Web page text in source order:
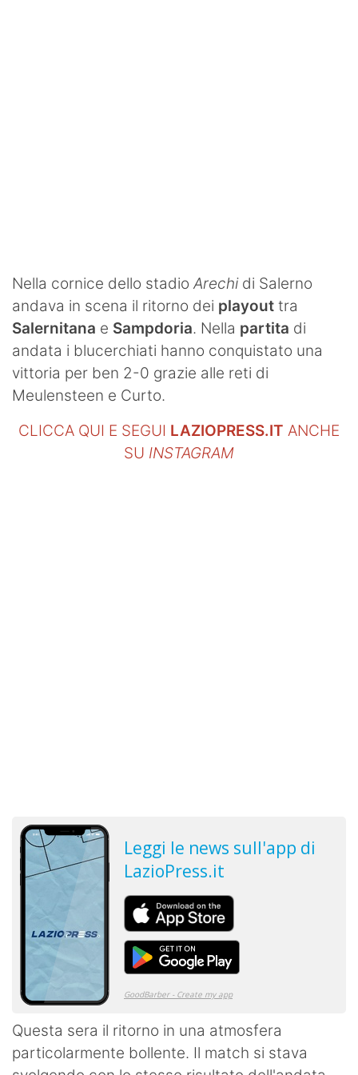
Nella cornice dello stadio Arechidi Salerno
andava in scena il ritorno dei playout tra
Salernitana e Sampdoria. Nella partita di
andata i blucerchiati hanno conquistato una
vittoria per ben 2-0 grazie alle reti di
Meulensteen e Curto.
CLICCA QUI E SEGUI LAZIOPRESS.IT ANCHE
SU INSTAGRAM
Questa sera il ritorno in una atmosfera
particolarmente bollente. Il match si stava